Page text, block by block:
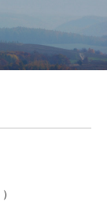
）